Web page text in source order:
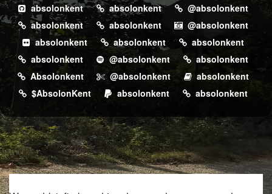
absolonkent
absolonkent
@absolonkent
absolonkent
absolonkent
@absolonkent
absolonkent
absolonkent
absolonkent
absolonkent
@absolonkent
absolonkent
Absolonkent
@absolonkent
absolonkent
$AbsolonKent
absolonkent absolonkent